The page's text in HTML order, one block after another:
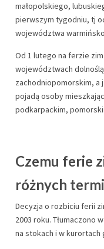
małopolskiego,
pierwszym tygodniu, tj
województwa
Od 1 lutego na ferzie
województwach
zachodniopomorskim, a
pojadą osoby
podkarpackim,
Czemu ferie
różnych
Decyzja o rozbiciu ferii
2003 roku. Tłumaczono
na stokach i w kurortach